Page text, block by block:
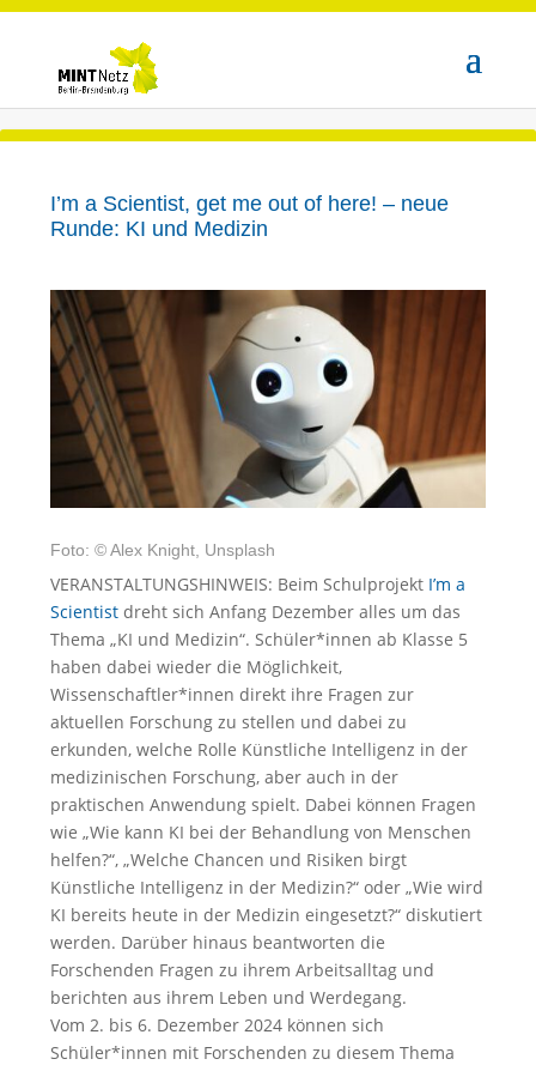
I’m a Scientist, get me out of here! – neue
Runde: KI und Medizin
Foto: © Alex Knight, Unsplash
VERANSTALTUNGSHINWEIS: Beim Schulprojekt I’m a
Scientist dreht sich Anfang Dezember alles um das
Thema „KI und Medizin“. Schüler*innen ab Klasse 5
haben dabei wieder die Möglichkeit,
Wissenschaftler*innen direkt ihre Fragen zur
aktuellen Forschung zu stellen und dabei zu
erkunden, welche Rolle Künstliche Intelligenz in der
medizinischen Forschung, aber auch in der
praktischen Anwendung spielt. Dabei können Fragen
wie „Wie kann KI bei der Behandlung von Menschen
helfen?“, „Welche Chancen und Risiken birgt
Künstliche Intelligenz in der Medizin?“ oder „Wie wird
KI bereits heute in der Medizin eingesetzt?“ diskutiert
werden. Darüber hinaus beantworten die
Forschenden Fragen zu ihrem Arbeitsalltag und
berichten aus ihrem Leben und Werdegang.
Vom 2. bis 6. Dezember 2024 können sich
Schüler*innen mit Forschenden zu diesem Thema